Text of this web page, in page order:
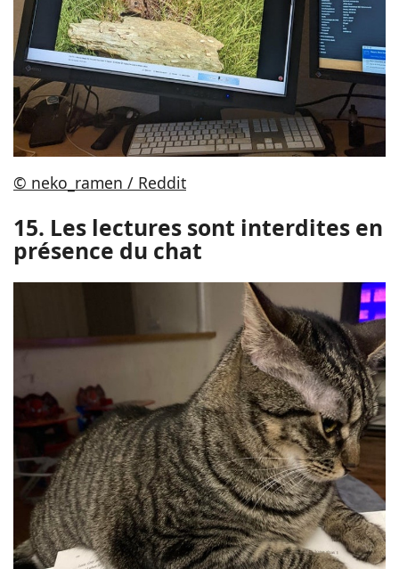
© neko_ramen / Reddit
15. Les lectures sont interdites en
présence du chat